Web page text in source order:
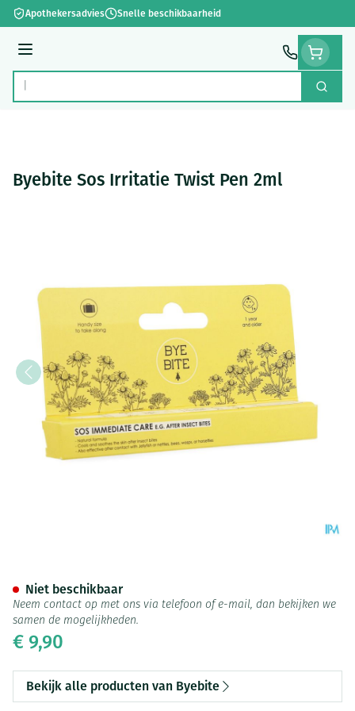
Ga naar de inhoud
Apothekersadvies Snelle beschikbaarheid
Menu
Product, merk, categorie... Zoek
Byebite Sos Irritatie Twist Pen 2ml
€ 9,90
Niet beschikbaar
Neem contact op met ons via telefoon of e-mail, dan bekijken we
samen de mogelijkheden.
Bekijk alle producten van Byebite